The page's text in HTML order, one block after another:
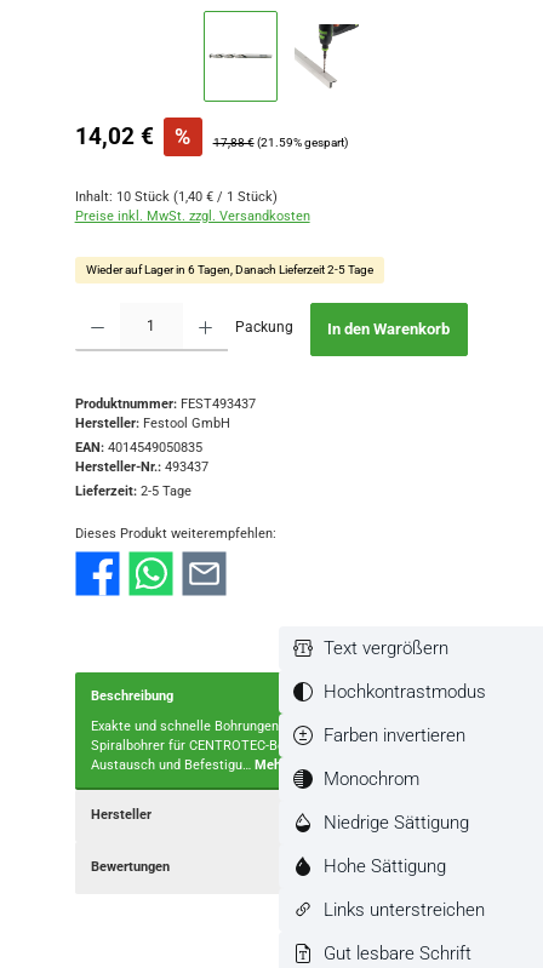
Verkaufspreis:
14,02 € % Regulärer Preis:
17,88 € (21.59% gespart)
Inhalt: 10 Stück (1,40 € / 1 Stück)
Preise inkl. MwSt. zzgl. Versandkosten
Wieder auf Lager in 6 Tagen, Danach Lieferzeit 2-5 Tage
Packung In den Warenkorb
Produktnummer: FEST493437
Hersteller: Festool GmbH
EAN: 4014549050835
Hersteller-Nr.: 493437
Lieferzeit: 2-5 Tage
Dieses Produkt weiterempfehlen:
Beschreibung
Exakte und schnelle Bohrungen.Stärken und NutzenHSS
Spiralbohrer für CENTROTEC-BohrerhalterEinfacher
Austausch und Befestigu… Mehr
Hersteller
Bewertungen
Text vergrößern
Hochkontrastmodus
Farben invertieren
Monochrom
Niedrige Sättigung
Hohe Sättigung
Links unterstreichen
Gut lesbare Schrift